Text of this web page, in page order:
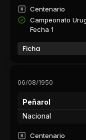
Centenario
Campeonato
Fecha 1
Ficha
06/08/1950
Peñarol
Nacional
Centenario